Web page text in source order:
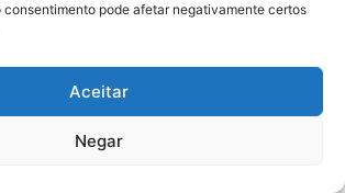
consentimento pode afetar negativamente certos
Aceitar
Negar
A caminho do trabalho
se envolve em
vai a obito na RN 118
Rodrigues, RN